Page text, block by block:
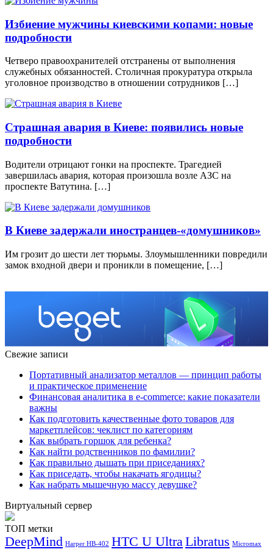
Избиение мужчины киевскими копами: новые
подробности
Четверо правоохранителей отстранены от выполнения
служебных обязанностей. Столичная прокуратура открыла
уголовное производство в отношении сотрудников […]
Страшная авария в Киеве: появились новые
подробности
Водители отрицают гонки на проспекте. Трагедией
завершилась авария, которая произошла возле АЗС на
проспекте Ватутина. […]
В Киеве задержали иностранцев-«домушников»
Им грозит до шести лет тюрьмы. Злоумышленники повредили
замок входной двери и проникли в помещение, […]
Свежие записи
Портативный анализатор металлов — принцип работы
и практическое применение
Финансовая аналитика в e-commerce: какие показатели
важны
Как подготовить качественные фото товаров для
маркетплейсов: чеклист по категориям
Как выбрать горшок для ребенка?
Как найти родственников по фамилии?
Как правильно дышать при приседаниях?
Как приседать, чтобы накачать ягодицы?
Как набрать мышечную массу девушке?
Виртуальный сервер
ТОП метки
DeepMind Harper HB-402 HTC U UltraLibratus Micromax